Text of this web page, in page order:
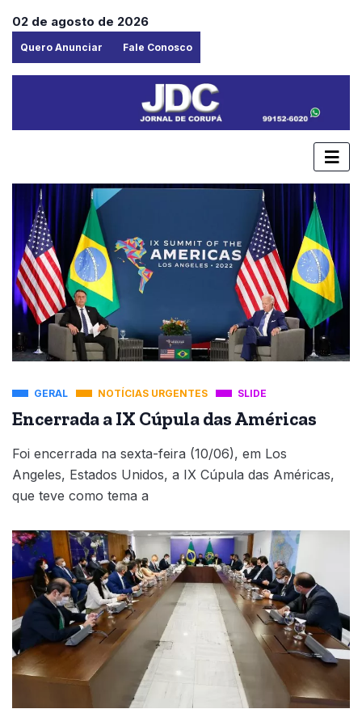
02 de agosto de 2026
Quero Anunciar Fale Conosco
GERAL NOTÍCIAS URGENTES SLIDE
Encerrada a IX Cúpula das Américas
Foi encerrada na sexta-feira (10/06), em Los
Angeles, Estados Unidos, a IX Cúpula das Américas,
que teve como tema a